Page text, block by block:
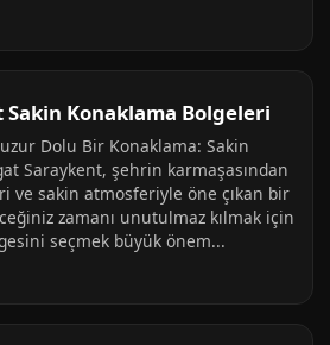
Sakin Konaklama Bolgeleri
Dolu Bir Konaklama: Sakin
Saraykent, şehrin karmaşasından
ve sakin atmosferiyle öne çıkan bir
zamanı unutulmaz kılmak için
seçmek büyük önem...